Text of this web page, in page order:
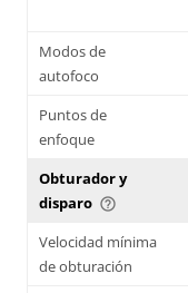
Modos de
autofoco
Puntos de
enfoque
Obturador y
disparo help_outline
Velocidad mínima
de obturación